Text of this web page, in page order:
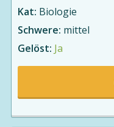
Kat: Biologie
Schwere: mittel
Gelöst: Ja